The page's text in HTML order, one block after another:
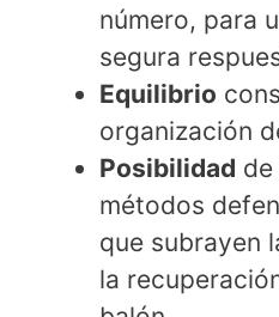
número, para
segura
Equilibrio
organización
Posibilidad
métodos
que subrayen
la